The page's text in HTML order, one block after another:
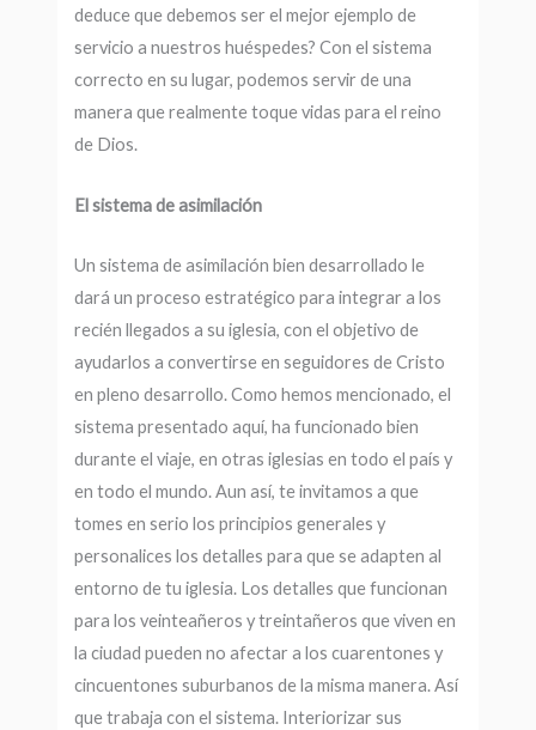
deduce que debemos ser el mejor ejemplo de
servicio a nuestros huéspedes? Con el sistema
correcto en su lugar, podemos servir de una
manera que realmente toque vidas para el reino
de Dios.
El sistema de asimilación
Un sistema de asimilación bien desarrollado le
dará un proceso estratégico para integrar a los
recién llegados a su iglesia, con el objetivo de
ayudarlos a convertirse en seguidores de Cristo
en pleno desarrollo. Como hemos mencionado, el
sistema presentado aquí, ha funcionado bien
durante el viaje, en otras iglesias en todo el país y
en todo el mundo. Aun así, te invitamos a que
tomes en serio los principios generales y
personalices los detalles para que se adapten al
entorno de tu iglesia. Los detalles que funcionan
para los veinteañeros y treintañeros que viven en
la ciudad pueden no afectar a los cuarentones y
cincuentones suburbanos de la misma manera. Así
que trabaja con el sistema. Interiorizar sus